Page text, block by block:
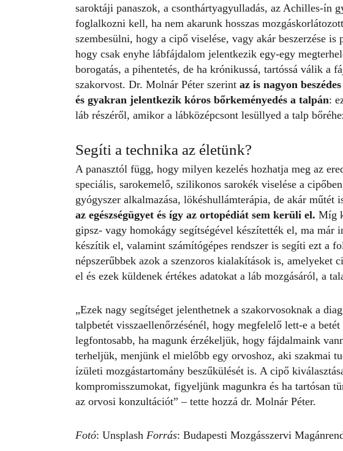
saroktáji panaszok, a csonthártyagyulladás, az Achilles-ín
foglalkozni kell, ha nem akarunk hosszas
szembesülni, hogy a cipő viselése, vagy akár beszerzése
hogy csak enyhe lábfájdalom jelentkezik egy-egy
borogatás, a pihentetés, de ha krónikussá, tartóssá válik a
szakorvost. Dr. Molnár Péter szerint az is nagyon
és gyakran jelentkezik kóros bőrkeményedés a talpán:
láb részéről, amikor a lábközépcsont lesüllyed a talp
Segíti a technika az életünk?
A panasztól függ, hogy milyen kezelés hozhatja meg az
speciális, sarokemelő, szilikonos sarokék viselése a
gyógyszer alkalmazása, lökéshullámterápia, de akár műtét
az egészségügyet és így az ortopédiát sem kerüli el. Míg
gipsz- vagy homokágy segítségével készítették el, ma már
készítik el, valamint számítógépes rendszer is segíti ezt a
népszerűbbek azok a szenzoros kialakítások is, amelyeket
el és ezek küldenek értékes adatokat a láb mozgásáról, a
„Ezek nagy segítséget jelenthetnek a szakorvosoknak a
talpbetét visszaellenőrzésénél, hogy megfelelő lett-e a
legfontosabb, ha magunk érzékeljük, hogy fájdalmaink
terheljük, menjünk el mielőbb egy orvoshoz, aki szakmai
ízületi mozgástartomány beszűkülését is. A cipő
kompromisszumokat, figyeljünk magunkra és ha tartósan
az orvosi konzultációt” – tette hozzá dr. Molnár Péter.
Fotó: Unsplash Forrás: Budapesti Mozgásszervi